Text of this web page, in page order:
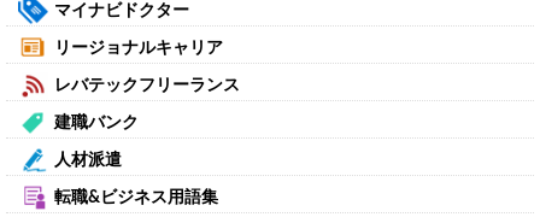
マイナビドクター
リージョナルキャリア
レバテックフリーランス
建職バンク
人材派遣
転職&ビジネス用語集